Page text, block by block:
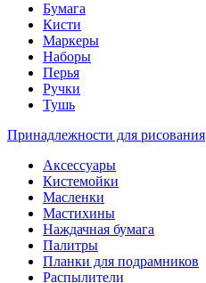
Бумага
Кисти
Маркеры
Наборы
Перья
Ручки
Тушь
Принадлежности для рисования
Аксессуары
Кистемойки
Масленки
Мастихины
Наждачная бумага
Палитры
Планки для подрамников
Распылители